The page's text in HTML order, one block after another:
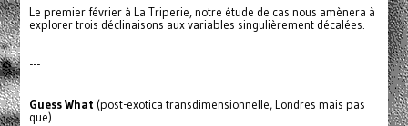
Le premier février à La Triperie, notre étude de cas nous amènera à
explorer trois déclinaisons aux variables singulièrement décalées.
---
Guess What (post-exotica transdimensionnelle, Londres mais pas
que)